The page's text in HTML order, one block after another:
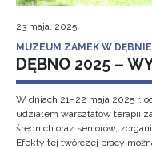
23 maja, 2025
MUZEUM ZAMEK W DĘBNIE
DĘBNO 2025 –
W dniach 21–22 maja 2025 r.
udziałem warsztatów terapii
średnich oraz seniorów,
Efekty tej twórczej pracy